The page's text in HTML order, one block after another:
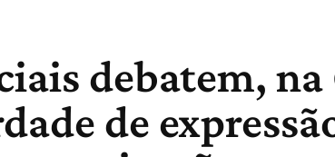
debatem, na
de